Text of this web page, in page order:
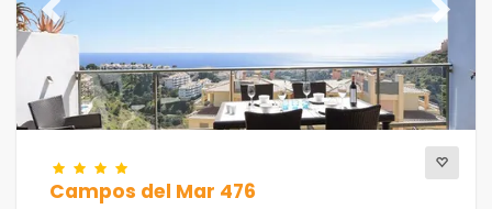
Previous Next
Campos del Mar 476